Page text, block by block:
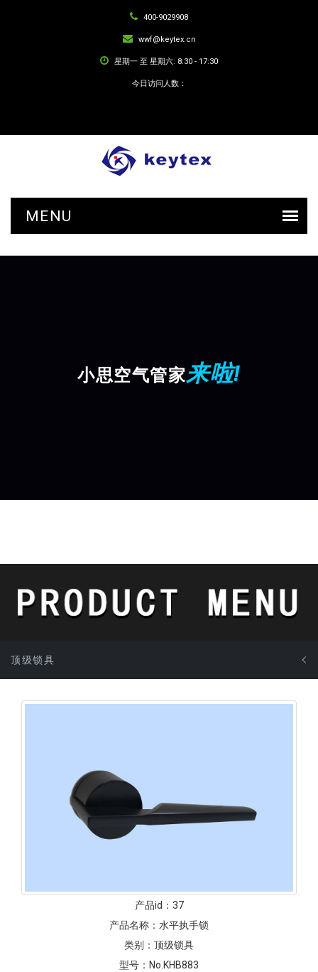
400-9029908
wwf@keytex.cn
星期一 至 星期六: 8:30 - 17:30
今日访问人数：
小思空气管家来啦!
顶级锁具
产品id： 37
产品名称： 水平执手锁
类别： 顶级锁具
型号： No.KHB883